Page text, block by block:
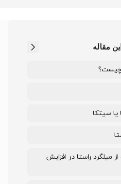
مقاله
چیست؟
یا سیتکا
میلگرد راستا در افزایش